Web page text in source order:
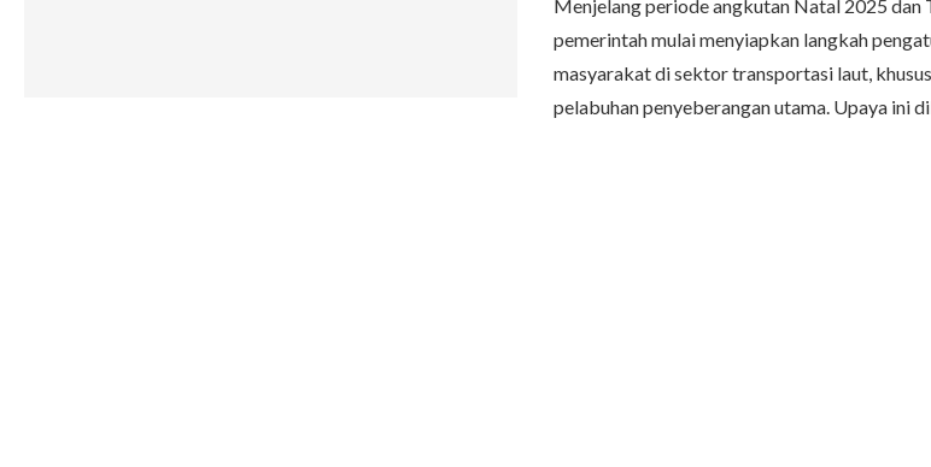
Menjelang periode angkutan Natal 2025 dan
pemerintah mulai menyiapkan langkah
masyarakat di sektor transportasi laut,
pelabuhan penyeberangan utama. Upaya ini